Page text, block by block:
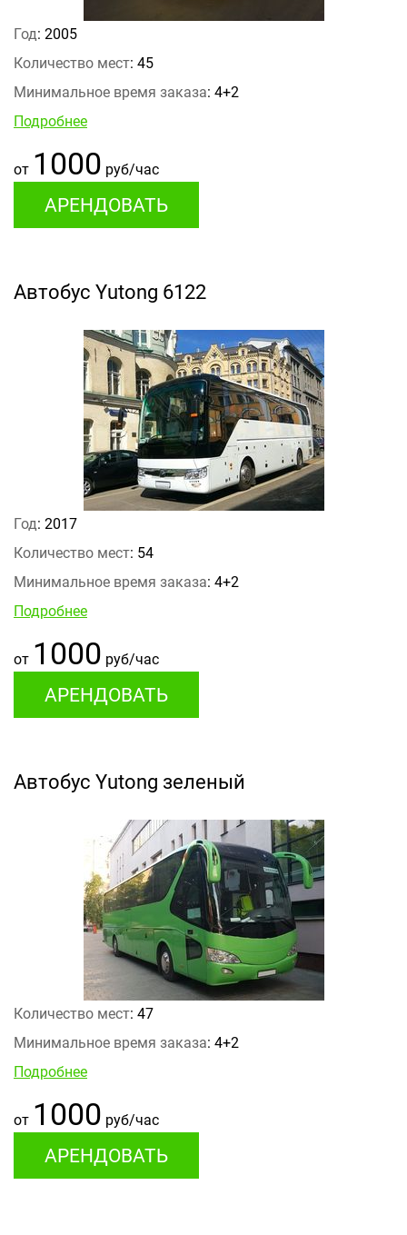
Год: 2005
Количество мест: 45
Минимальное время заказа: 4+2
Подробнее
от 1000 руб/час
АРЕНДОВАТЬ
Автобус Yutong 6122
Год: 2017
Количество мест: 54
Минимальное время заказа: 4+2
Подробнее
от 1000 руб/час
АРЕНДОВАТЬ
Автобус Yutong зеленый
Количество мест: 47
Минимальное время заказа: 4+2
Подробнее
от 1000 руб/час
АРЕНДОВАТЬ